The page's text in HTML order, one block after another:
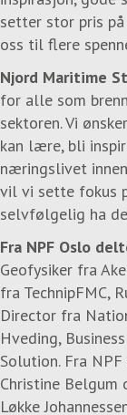
setter stor pris
oss til flere
Njord Maritime
for alle som
sektoren. Vi
kan lære, bli
næringslivet
vil vi sette fokus
selvfølgelig ha
Fra NPF Oslo
Geofysiker fra
fra TechnipFMC,
Director fra
Hveding,
Solution. Fra
Christine Belgum
Løkke